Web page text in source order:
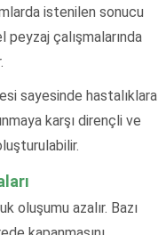
istenilen sonucu
çalışmalarında
sayesinde hastalıklara
karşı dirençli ve
oluşumu azalır. Bazı